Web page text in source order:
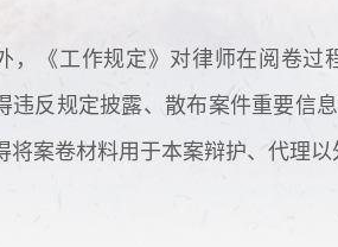
，《工作规定》对律师在阅卷
违反规定披露、散布案件重要信
将案卷材料用于本案辩护、代理以